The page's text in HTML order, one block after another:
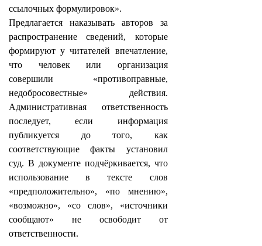
ссылочных формулировок».
Предлагается наказывать авторов за
распространение сведений, которые
формируют у читателей впечатление,
что человек или организация
совершили «противоправные,
недобросовестные» действия.
Административная ответственность
последует, если информация
публикуется до того, как
соответствующие факты установил
суд. В документе подчёркивается, что
использование в тексте слов
«предположительно», «по мнению»,
«возможно», «со слов», «источники
сообщают» не освободит от
ответственности.